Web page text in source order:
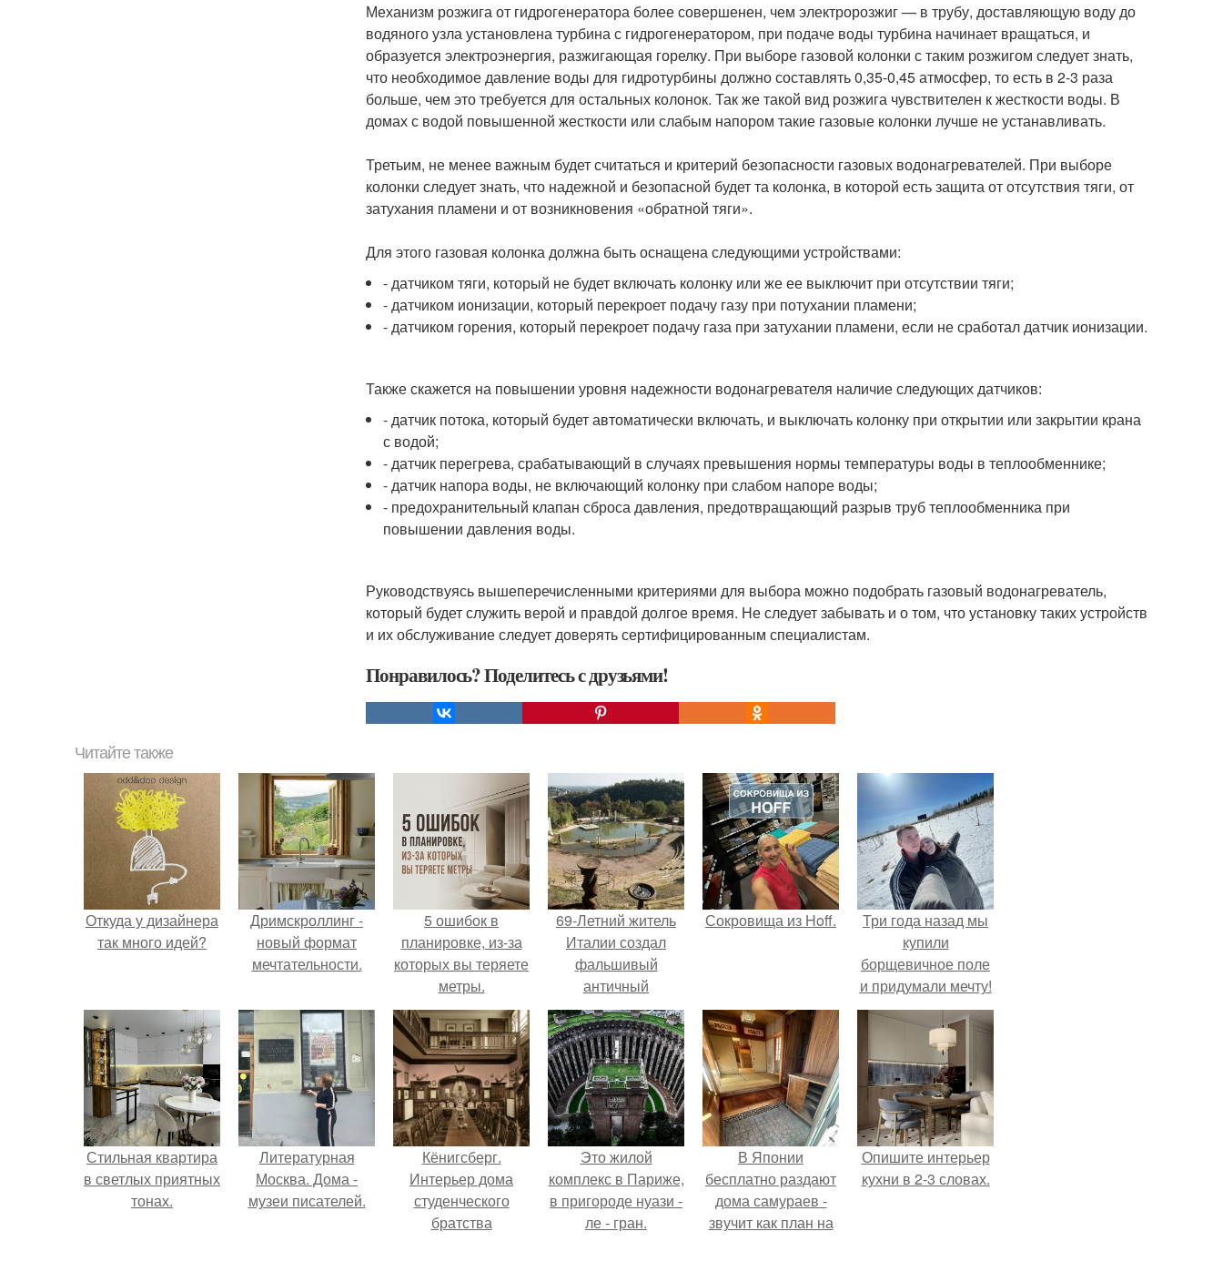
Механизм розжига от гидрогенератора более совершенен, чем электророзжиг — в трубу, доставляющую воду до
водяного узла установлена турбина с гидрогенератором, при подаче воды турбина начинает вращаться, и
образуется электроэнергия, разжигающая горелку. При выборе газовой колонки с таким розжигом следует знать,
что необходимое давление воды для гидротурбины должно составлять 0,35-0,45 атмосфер, то есть в 2-3 раза
больше, чем это требуется для остальных колонок. Так же такой вид розжига чувствителен к жесткости воды. В
домах с водой повышенной жесткости или слабым напором такие газовые колонки лучше не устанавливать.
Третьим, не менее важным будет считаться и критерий безопасности газовых водонагревателей. При выборе
колонки следует знать, что надежной и безопасной будет та колонка, в которой есть защита от отсутствия тяги, от
затухания пламени и от возникновения «обратной тяги».
Для этого газовая колонка должна быть оснащена следующими устройствами:
- датчиком тяги, который не будет включать колонку или же ее выключит при отсутствии тяги;
- датчиком ионизации, который перекроет подачу газу при потухании пламени;
- датчиком горения, который перекроет подачу газа при затухании пламени, если не сработал датчик ионизации.
Также скажется на повышении уровня надежности водонагревателя наличие следующих датчиков:
- датчик потока, который будет автоматически включать, и выключать колонку при открытии или закрытии крана
с водой;
- датчик перегрева, срабатывающий в случаях превышения нормы температуры воды в теплообменнике;
- датчик напора воды, не включающий колонку при слабом напоре воды;
- предохранительный клапан сброса давления, предотвращающий разрыв труб теплообменника при
повышении давления воды.
Руководствуясь вышеперечисленными критериями для выбора можно подобрать газовый водонагреватель,
который будет служить верой и правдой долгое время. Не следует забывать и о том, что установку таких устройств
и их обслуживание следует доверять сертифицированным специалистам.
Понравилось? Поделитесь с друзьями!
Читайте также
Откуда у дизайнера
так много идей?
Дримскроллинг -
новый формат
мечтательности.
5 ошибок в
планировке, из-за
которых вы теряете
метры.
69-Летний житель
Италии создал
фальшивый
античный
амфитеатр и
долгое время
успешно выдавал
его за настоящее
историческое
наследие.
Сокровища из Hoff.
Три года назад мы
купили
борщевичное поле
и придумали мечту!
Стильная квартира
в светлых приятных
тонах.
Литературная
Москва. Дома -
музеи писателей.
Кёнигсберг.
Интерьер дома
студенческого
братства
Это жилой
комплекс в Париже,
в пригороде нуази -
ле - гран.
В Японии
бесплатно раздают
дома самураев -
звучит как план на
Опишите интерьер
кухни в 2-3 словах.